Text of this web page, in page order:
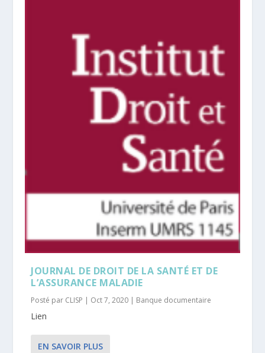
JOURNAL DE DROIT DE LA SANTÉ ET DE
L’ASSURANCE MALADIE
Posté par CLISP | Oct 7, 2020 | Banque documentaire
Lien
EN SAVOIR PLUS